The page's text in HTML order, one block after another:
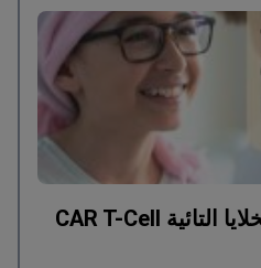
فعالية تكلفة العلاج بالخلايا التائية CAR T-Cell